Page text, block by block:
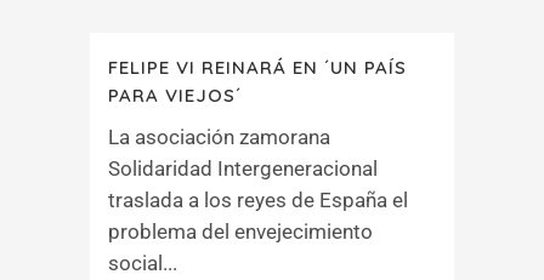
FELIPE VI REINARÁ EN ´UN PAÍS
PARA VIEJOS´
La asociación zamorana
Solidaridad Intergeneracional
traslada a los reyes de España el
problema del envejecimiento
social...